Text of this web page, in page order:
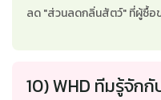
ลด "ส่วนลดกลิ่นสัตว์" ที่ผู้ซื้อ
10) WHD ทีมรู้จัก